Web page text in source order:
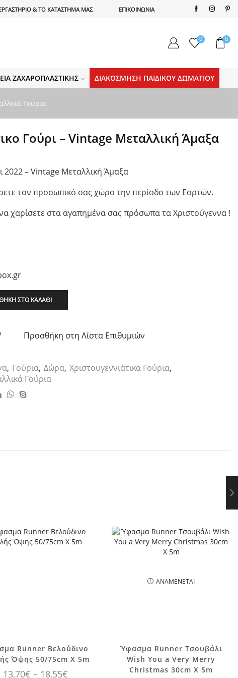
& ΤΟ ΚΑΤΑΣΤΗΜΑ ΜΑΣ ΕΠΙΚΟΙΝΩΝΙΑ
0 0
ΖΑΧΑΡΟΠΛΑΣΤΙΚΉΣ ΔΙΑΚΌΣΜΗΣΗ ΠΑΙΔΙΚΟΎ ΔΩΜΑΤΊΟΥ
Γούρια
Γούρι – Vintage Μεταλλική Άμαξα
2022 – Vintage Μεταλλική Άμαξα
τον προσωπικό σας χώρο την περίοδο των Εορτών.
χαρίσετε στα αγαπημένα σας πρόσωπα τα Χριστούγεννα !
ΣΤΟ ΚΑΛΆΘΙ
Προσθήκη στη Λίστα Επιθυμιών
, Γούρια, Δώρα, Χριστουγεννιάτικα Γούρια,
Γούρια
Runner Βελούδινο
Όψης 50/75cm X 5m
13,70€ – 18,55€
Αυτό το
προϊόν έχει
ΑΝΑΜΈΝΕΤΑΙ
Ύφασμα Runner Τσουβάλι
Wish You a Very Merry
Christmas 30cm X 5m